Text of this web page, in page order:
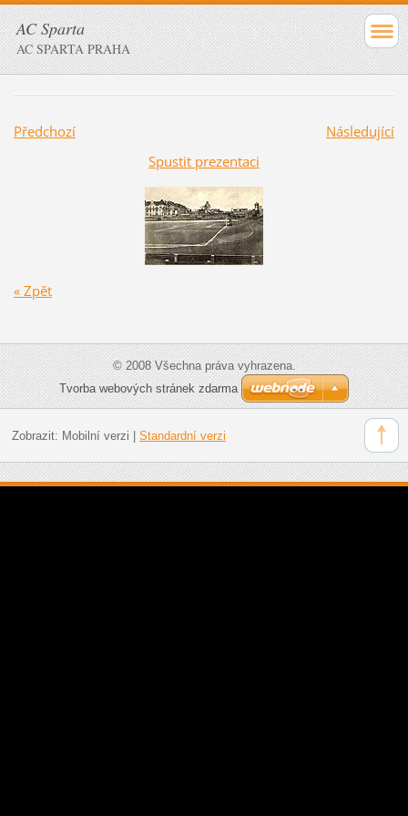
AC Sparta
AC SPARTA PRAHA
Předchozí
Následující
Spustit prezentaci
« Zpět
© 2008 Všechna práva vyhrazena.
Tvorba webových stránek zdarma
Zobrazit: Mobilní verzi Standardní verzi